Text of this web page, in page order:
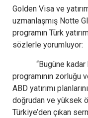
Golden Visa ve
uzmanlaşmış Notte
programın Türk
sözlerle yorumluyor:
“Bugüne kadar
programının
ABD yatırımı
doğrudan ve yüksek
Türkiye’den çıkan